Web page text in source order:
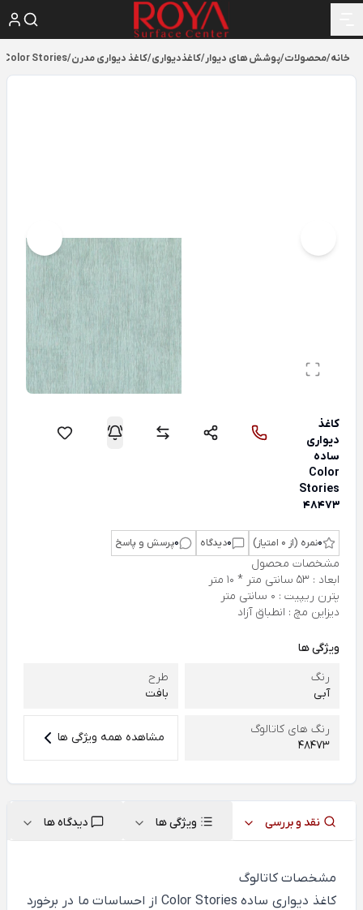
خانه/محصولات/پوشش های دیوار/کاغذدیواری/کاغذ دیواری مدرن/
Color Stories
کاغذ
دیواری
ساده
Color
Stories
48473
0نمره (از 0 امتیاز) 0دیدگاه 0پرسش و پاسخ
مشخصات محصول
ابعاد : 53 سانتی متر * 10 متر
پترن ریپیت : 0 سانتی متر
دیزاین مچ : انطباق آزاد
ویژگی ها
رنگ
آبی
طرح
بافت
رنگ های کاتالوگ
48473
مشاهده همه ویژگی ها
نقد و بررسی ویژگی ها دیدگاه ها
مشخصات کاتالوگ
کاغذ دیواری ساده Color Stories از احساسات ما در برخورد